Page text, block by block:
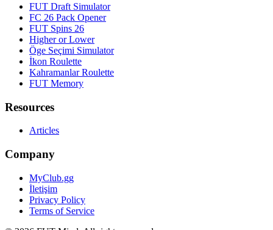
FUT Draft Simulator
FC 26 Pack Opener
FUT Spins 26
Higher or Lower
Öge Seçimi Simulator
İkon Roulette
Kahramanlar Roulette
FUT Memory
Resources
Articles
Company
MyClub.gg
İletişim
Privacy Policy
Terms of Service